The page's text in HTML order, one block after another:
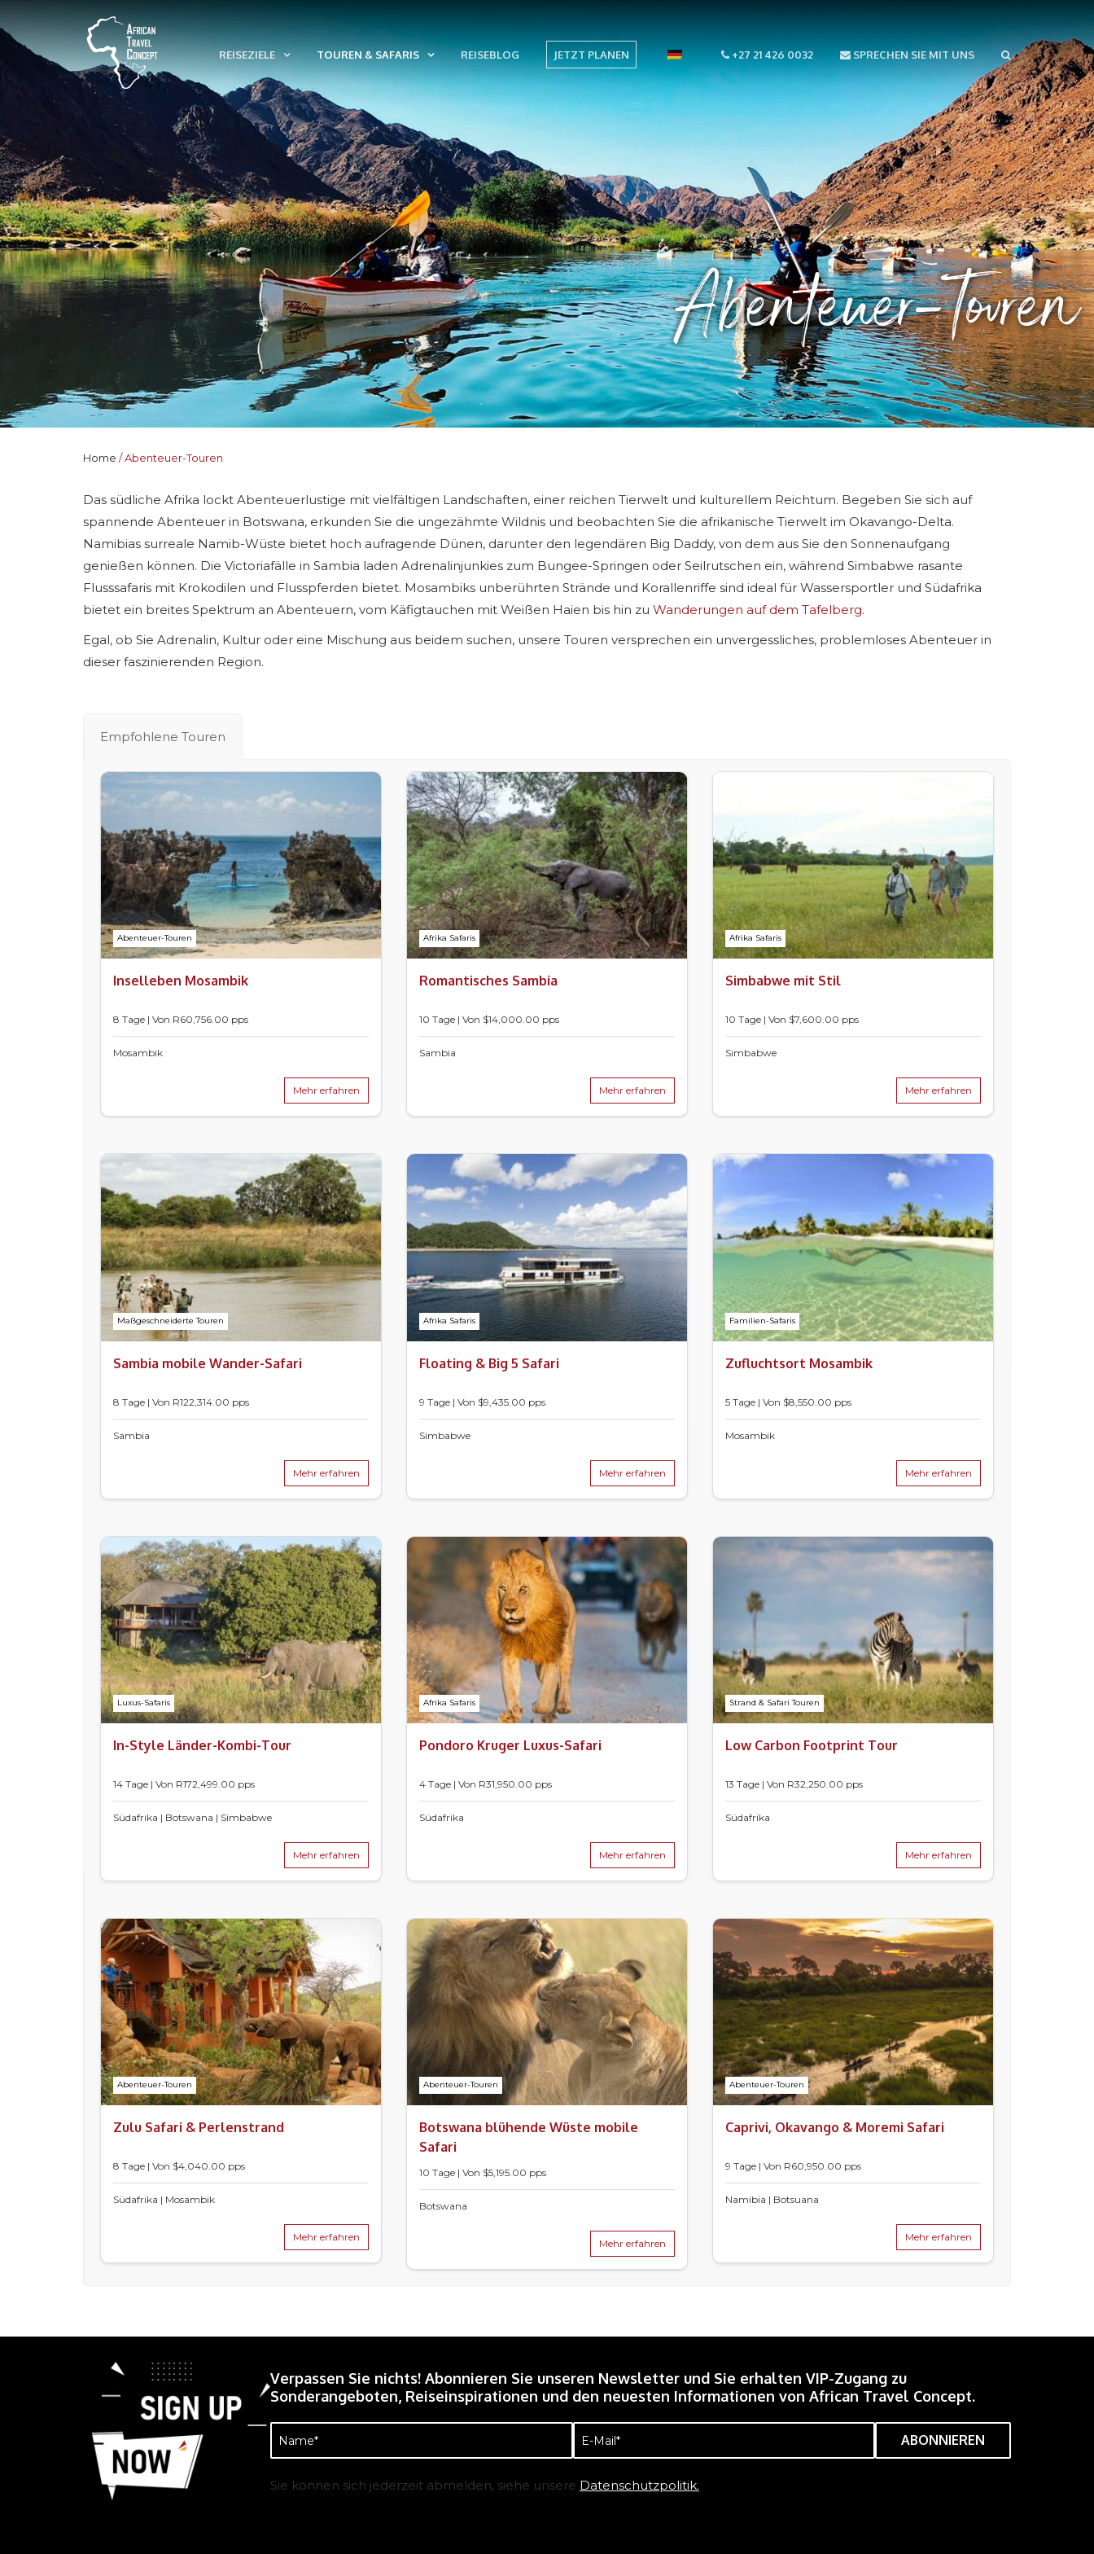
REISEZIELE TOUREN & SAFARIS REISEBLOG JETZT PLANEN +27 21 426 0032 SPRECHEN SIE MIT UNS
Abenteuer-Touren
Home Abenteuer-Touren
Das südliche Afrika lockt Abenteuerlustige mit vielfältigen Landschaften, einer reichen Tierwelt und kulturellem Reichtum. Begeben Sie sich auf
spannende Abenteuer in Botswana, erkunden Sie die ungezähmte Wildnis und beobachten Sie die afrikanische Tierwelt im Okavango-Delta.
Namibias surreale Namib-Wüste bietet hoch aufragende Dünen, darunter den legendären Big Daddy, von dem aus Sie den Sonnenaufgang
genießen können. Die Victoriafälle in Sambia laden Adrenalinjunkies zum Bungee-Springen oder Seilrutschen ein, während Simbabwe rasante
Flusssafaris mit Krokodilen und Flusspferden bietet. Mosambiks unberührten Strände und Korallenriffe sind ideal für Wassersportler und Südafrika
bietet ein breites Spektrum an Abenteuern, vom Käfigtauchen mit Weißen Haien bis hin zu Wanderungen auf dem Tafelberg.
Egal, ob Sie Adrenalin, Kultur oder eine Mischung aus beidem suchen, unsere Touren versprechen ein unvergessliches, problemloses Abenteuer in
dieser faszinierenden Region.
Empfohlene Touren
Abenteuer-Touren
Inselleben Mosambik
8 Tage | Von R60,756.00 pps
Mosambik
Mehr erfahren
Afrika Safaris
Romantisches Sambia
10 Tage | Von $14,000.00 pps
Sambia
Mehr erfahren
Afrika Safaris
Simbabwe mit Stil
10 Tage | Von $7,600.00 pps
Simbabwe
Mehr erfahren
Maßgeschneiderte Touren
Sambia mobile Wander-Safari
8 Tage | Von R122,314.00 pps
Sambia
Mehr erfahren
Afrika Safaris
Floating & Big 5 Safari
9 Tage | Von $9,435.00 pps
Simbabwe
Mehr erfahren
Familien-Safaris
Zufluchtsort Mosambik
5 Tage | Von $8,550.00 pps
Mosambik
Mehr erfahren
Luxus-Safaris
In-Style Länder-Kombi-Tour
14 Tage | Von R172,499.00 pps
Südafrika | Botswana | Simbabwe
Mehr erfahren
Afrika Safaris
Pondoro Kruger Luxus-Safari
4 Tage | Von R31,950.00 pps
Südafrika
Mehr erfahren
Strand & Safari Touren
Low Carbon Footprint Tour
13 Tage | Von R32,250.00 pps
Südafrika
Mehr erfahren
Abenteuer-Touren
Zulu Safari & Perlenstrand
8 Tage | Von $4,040.00 pps
Südafrika | Mosambik
Mehr erfahren
Abenteuer-Touren
Botswana blühende Wüste mobile
Safari
10 Tage | Von $5,195.00 pps
Botswana
Mehr erfahren
Abenteuer-Touren
Caprivi, Okavango & Moremi Safari
9 Tage | Von R60,950.00 pps
Namibia | Botsuana
Mehr erfahren
Verpassen Sie nichts! Abonnieren Sie unseren Newsletter und Sie erhalten VIP-Zugang zu
Sonderangeboten, Reiseinspirationen und den neuesten Informationen von African Travel Concept.
Name
(erforderlich)
E-
Mail
Sie können sich jederzeit abmelden, siehe unsere Datenschutzpolitik.